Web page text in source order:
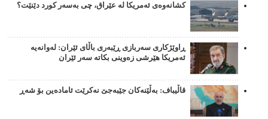
کشانەوەی ئەمریکا لە عێراق، چی بەسەر کورد دێنێت؟
ڕاوێژکاری سەربازی ڕێبەری باڵای ئێران: لەوانەیە
ئەمریکا هێرشی زەوینی بکاتە سەر ئێران
قاڵیباف: بەڵێنەکان جێبەجێ نەکرێت ئامادەین بۆ شەڕ